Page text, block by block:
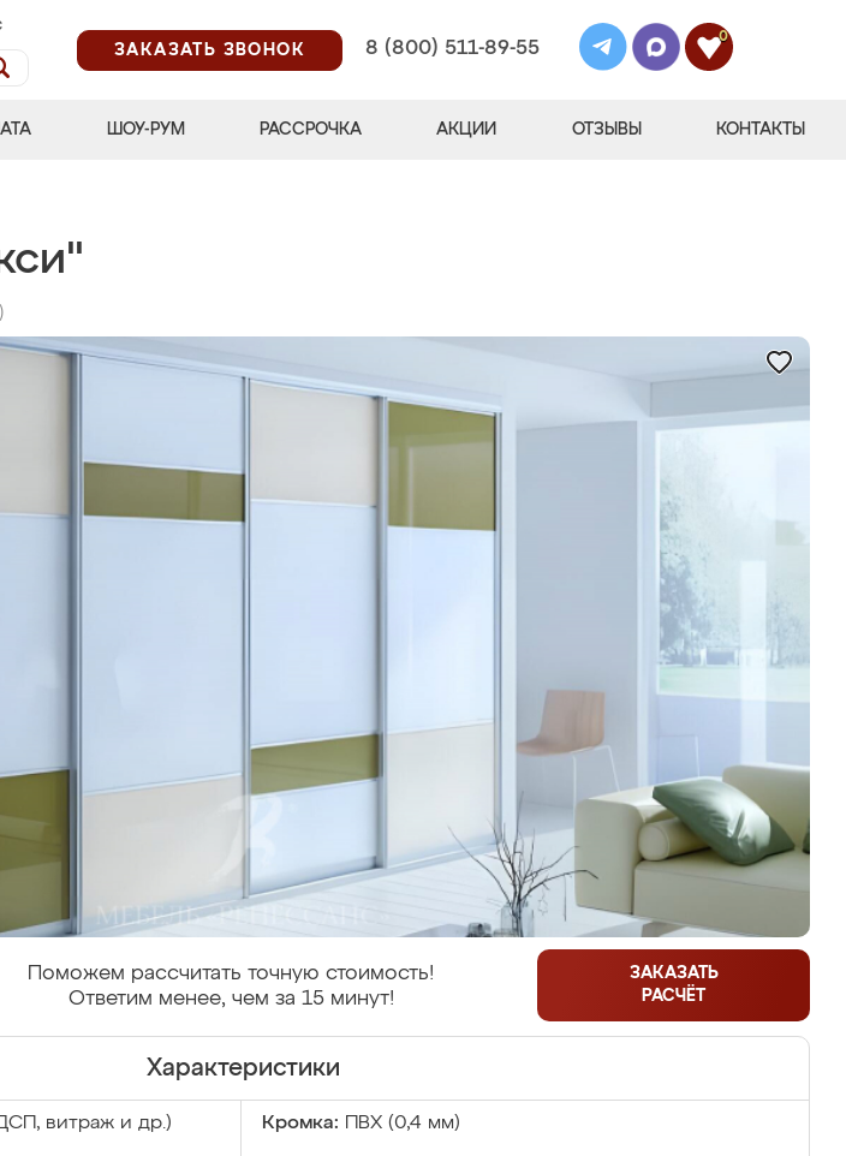
ЗАКАЗАТЬ ЗВОНОК
8 (800) 511-89-55
0
ШОУ-РУМ РАССРОЧКА АКЦИИ ОТЗЫВЫ КОНТАКТЫ
Поможем рассчитать точную стоимость!
Ответим менее, чем за 15 минут!
ЗАКАЗАТЬ
РАСЧЁТ
Характеристики
витраж и др.) Кромка: ПВХ (0,4 мм)